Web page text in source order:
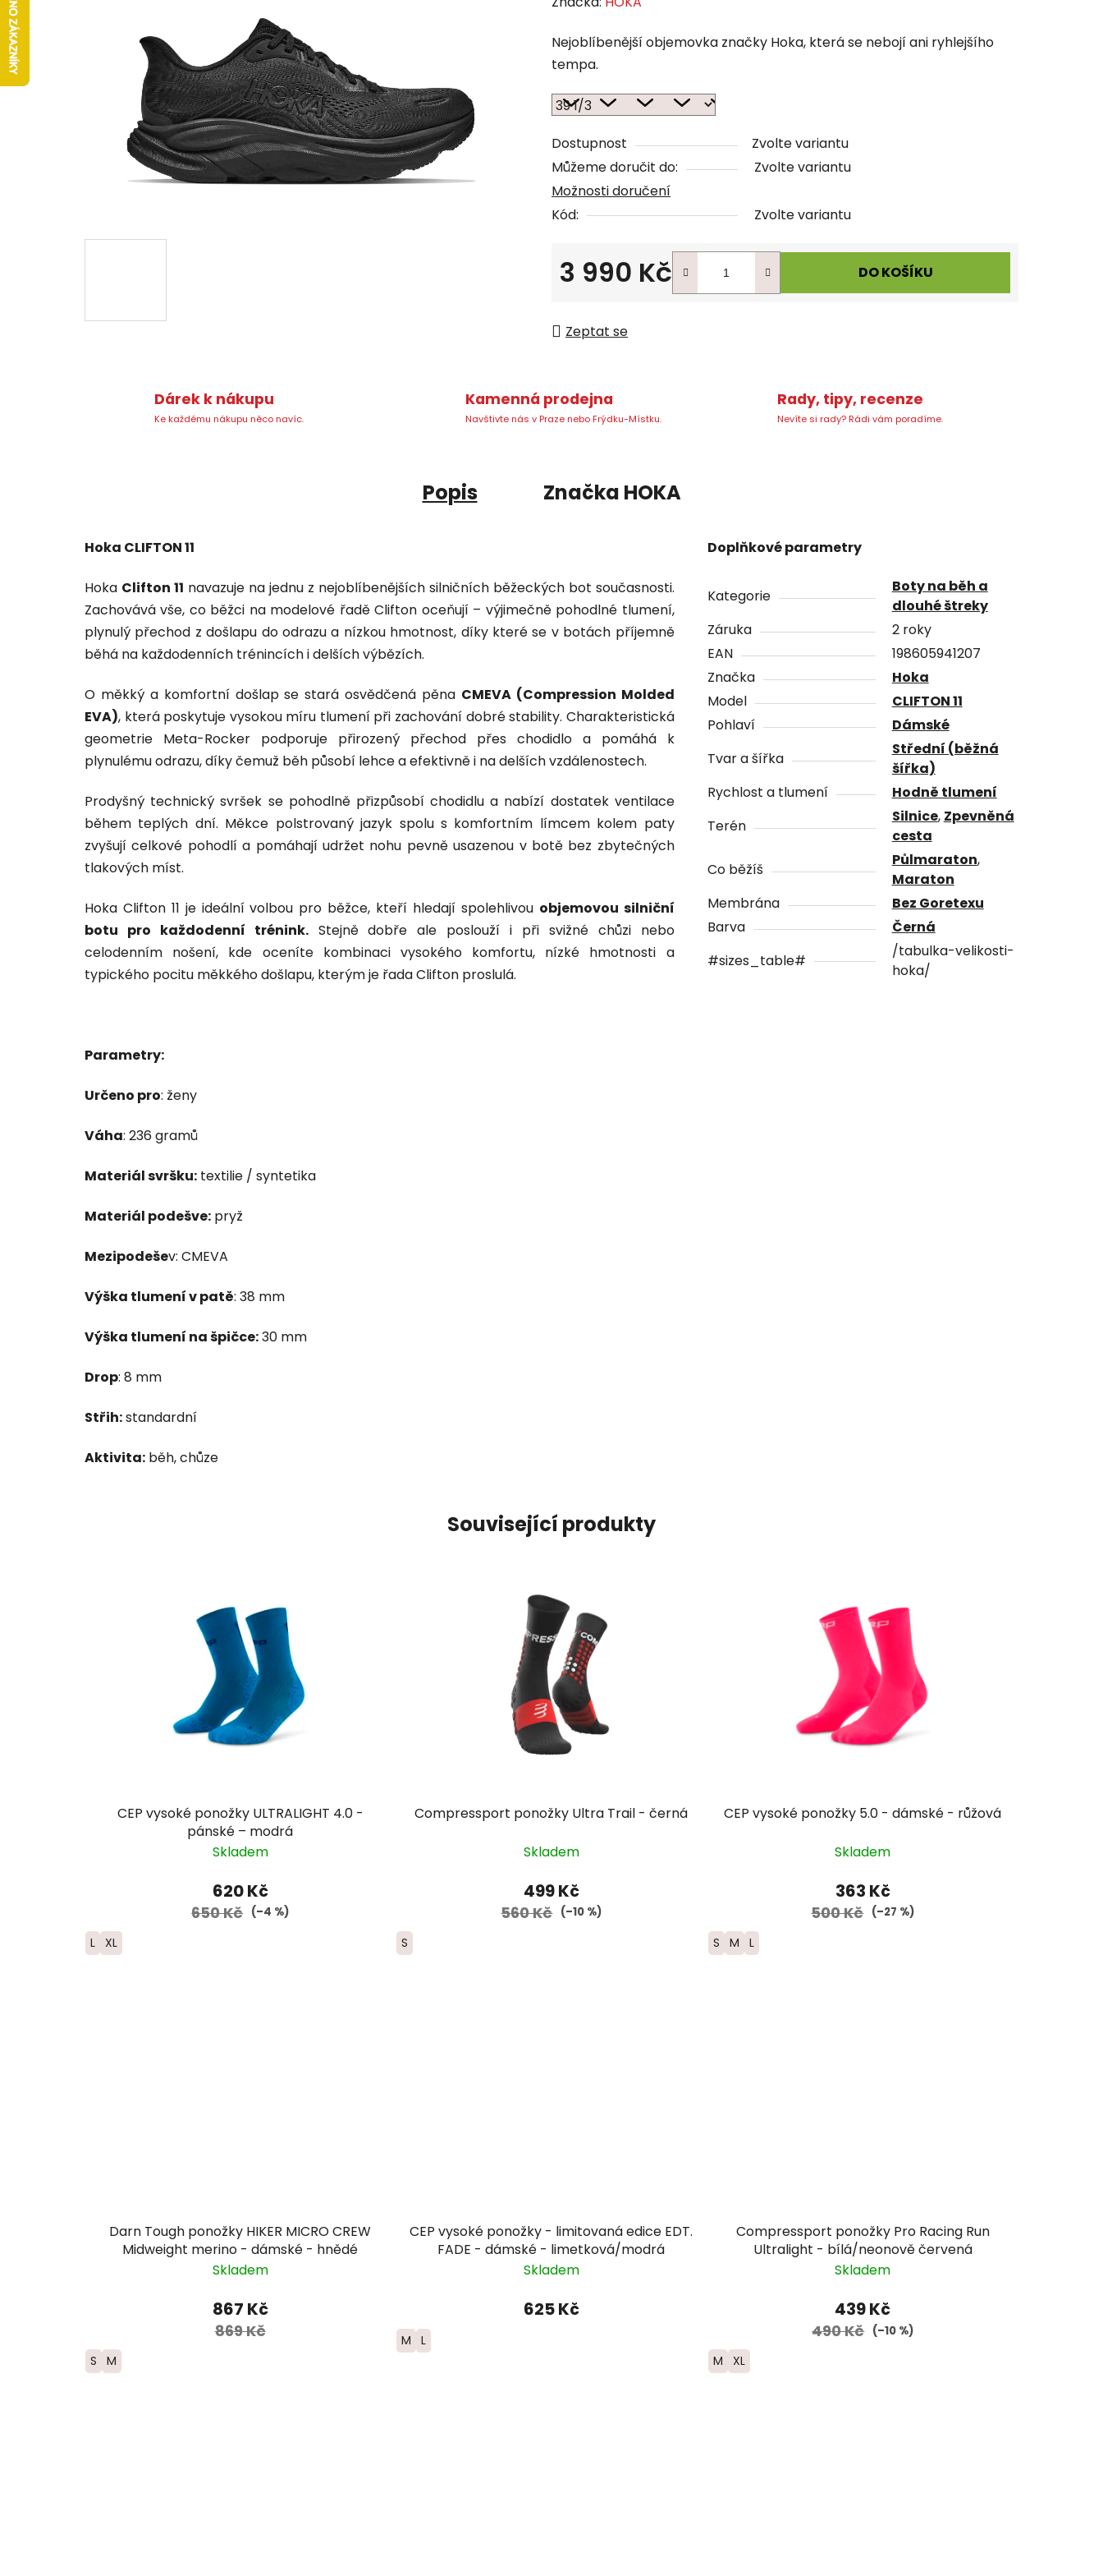
Nejoblíbenější objemovka značky Hoka, která se nebojí ani ryhlejšího
tempa.
Dostupnost
Zvolte variantu
Můžeme doručit do:
Zvolte variantu
Možnosti doručení
Kód:
Zvolte variantu
3 990 Kč DO KOŠÍKU
Zeptat se
Dárek k nákupu
Ke každému nákupu něco navíc.
Kamenná prodejna
Navštivte nás v Praze nebo Frýdku-Místku.
Rady, tipy, recenze
Nevíte si rady? Rádi vám poradíme.
Popis Značka HOKA
Hoka CLIFTON 11
Hoka Clifton 11 navazuje na jednu z nejoblíbenějších silničních běžeckých bot současnosti.
Zachovává vše, co běžci na modelové řadě Clifton oceňují – výjimečně pohodlné tlumení,
plynulý přechod z došlapu do odrazu a nízkou hmotnost, díky které se v botách příjemně
běhá na každodenních trénincích i delších výbězích.
O měkký a komfortní došlap se stará osvědčená pěna CMEVA (Compression Molded
EVA), která poskytuje vysokou míru tlumení při zachování dobré stability. Charakteristická
geometrie Meta-Rocker podporuje přirozený přechod přes chodidlo a pomáhá k
plynulému odrazu, díky čemuž běh působí lehce a efektivně i na delších vzdálenostech.
Prodyšný technický svršek se pohodlně přizpůsobí chodidlu a nabízí dostatek ventilace
během teplých dní. Měkce polstrovaný jazyk spolu s komfortním límcem kolem paty
zvyšují celkové pohodlí a pomáhají udržet nohu pevně usazenou v botě bez zbytečných
tlakových míst.
Hoka Clifton 11 je ideální volbou pro běžce, kteří hledají spolehlivou objemovou silniční
botu pro každodenní trénink.Stejně dobře ale poslouží i při svižné chůzi nebo
celodenním nošení, kde oceníte kombinaci vysokého komfortu, nízké hmotnosti a
typického pocitu měkkého došlapu, kterým je řada Clifton proslulá.
Parametry:
Určeno pro: ženy
Váha: 236 gramů
Materiál svršku: textilie / syntetika
Materiál podešve: pryž
Mezipodešev: CMEVA
Výška tlumení v patě: 38 mm
Výška tlumení na špičce:30 mm
Drop: 8 mm
Střih:standardní
Aktivita: běh, chůze
Doplňkové parametry
Kategorie
Boty na běh a
dlouhé štreky
Záruka
2 roky
EAN
198605941207
Značka
Hoka
Model
CLIFTON 11
Pohlaví
Dámské
Tvar a šířka
Střední (běžná
šířka)
Rychlost a tlumení
Hodně tlumení
Terén
Silnice, Zpevněná
cesta
Co běžíš
Půlmaraton,
Maraton
Membrána
Bez Goretexu
Barva
Černá
#sizes_table#
/tabulka-velikosti-
hoka/
Související produkty
CEP vysoké ponožky ULTRALIGHT 4.0 -
pánské – modrá
Skladem
620 Kč
650 Kč (–4 %)
L XL
Compressport ponožky Ultra Trail - černá
Skladem
499 Kč
560 Kč (–10 %)
S
CEP vysoké ponožky 5.0 - dámské - růžová
Skladem
363 Kč
500 Kč (–27 %)
S M L
Darn Tough ponožky HIKER MICRO CREW
Midweight merino - dámské - hnědé
Skladem
867 Kč
869 Kč
S M
CEP vysoké ponožky - limitovaná edice EDT.
FADE - dámské - limetková/modrá
Skladem
625 Kč
M L
Compressport ponožky Pro Racing Run
Ultralight - bílá/neonově červená
Skladem
439 Kč
490 Kč (–10 %)
M XL